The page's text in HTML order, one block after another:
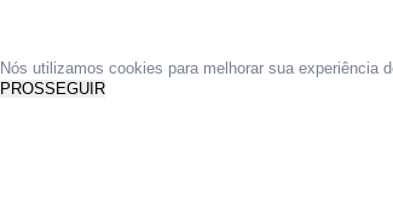
Nós utilizamos cookies para melhorar sua
PROSSEGUIR